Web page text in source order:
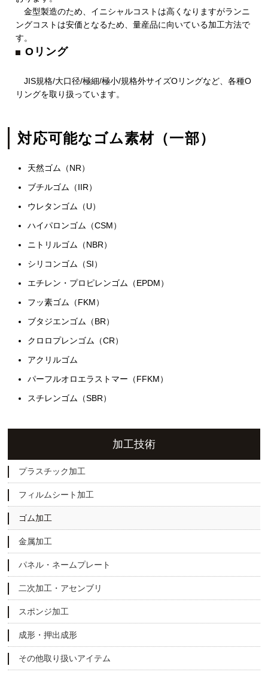
金型製造のため、イニシャルコストは高くなりますがランニ
ングコストは安価となるため、量産品に向いている加工方法で
す。
Oリング
JIS規格/大口径/極細/極小/規格外サイズOリングなど、各種O
リングを取り扱っています。
対応可能なゴム素材（一部）
天然ゴム（NR）
ブチルゴム（IIR）
ウレタンゴム（U）
ハイパロンゴム（CSM）
ニトリルゴム（NBR）
シリコンゴム（SI）
エチレン・プロピレンゴム（EPDM）
フッ素ゴム（FKM）
ブタジエンゴム（BR）
クロロプレンゴム（CR）
アクリルゴム
パーフルオロエラストマー（FFKM）
スチレンゴム（SBR）
加工技術
プラスチック加工
フィルムシート加工
ゴム加工
金属加工
パネル・ネームプレート
二次加工・アセンブリ
スポンジ加工
成形・押出成形
その他取り扱いアイテム